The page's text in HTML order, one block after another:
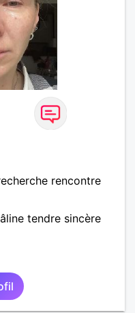
rencontre
tendre sincère